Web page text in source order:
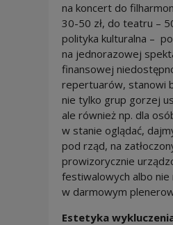
na koncert do
30-50 zł, do teatru –
polityka kulturalna –
na jednorazowej
finansowej
repertuarów, stanowi
nie tylko grup gorzej
ale również np. dla
w stanie oglądać,
pod rząd, na
prowizorycznie
festiwalowych albo nie
w darmowym
Estetyka